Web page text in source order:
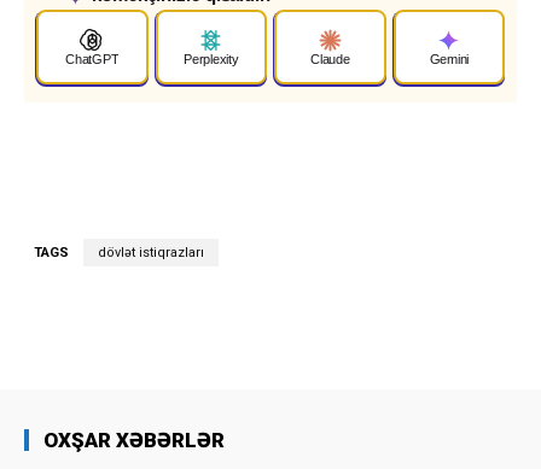
ChatGPT Perplexity Claude Gemini
TAGS dövlət istiqrazları
OXŞAR XƏBƏRLƏR